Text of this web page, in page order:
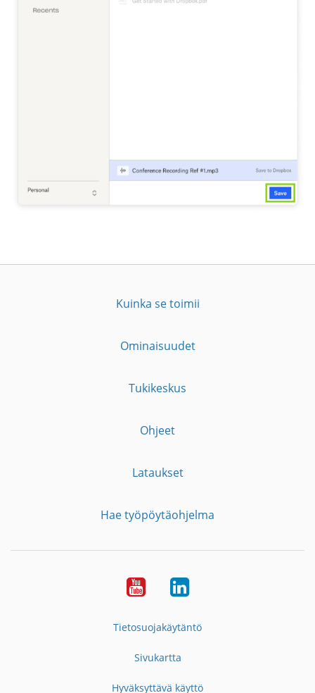
Kuinka se toimii
Ominaisuudet
Tukikeskus
Ohjeet
Lataukset
Hae työpöytäohjelma
YouTubeLinkedIn
Tietosuojakäytäntö
Sivukartta
Hyväksyttävä käyttö